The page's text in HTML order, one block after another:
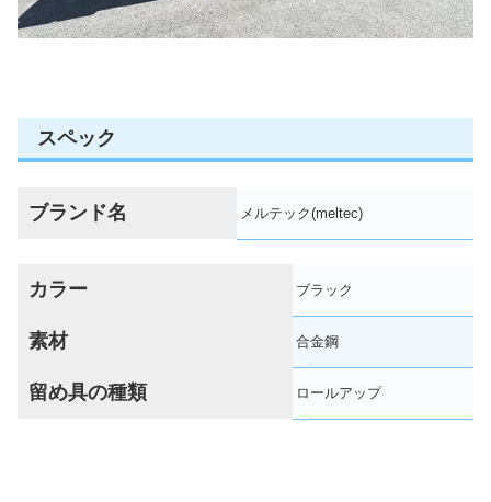
スペック
ブランド名 メルテック(meltec)
カラー ブラック
素材 合金鋼
留め具の種類 ロールアップ